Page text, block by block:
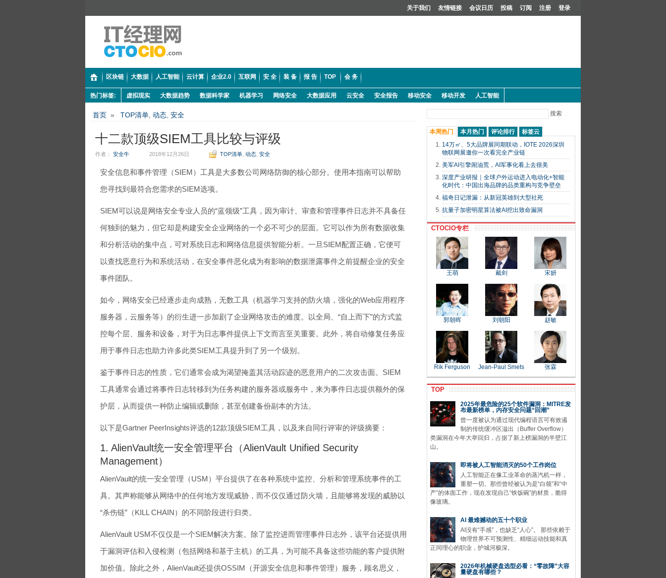
关于我们 友情链接 会议日历 投稿 订阅 注册 登录
区块链 大数据 人工智能 云计算 企业2.0 互联网 安 全 装 备 报 告 TOP 会 务
热门标签: 虚拟现实 大数据趋势 数据科学家 机器学习 网络安全 大数据应用 云安全 安全报告 移动安全 移动开发 人工智能
首页 » TOP清单 动态 安全
十二款顶级SIEM工具比较与评级
作者： 安全牛 2018年12月26日 TOP清单 动态 安全
安全信息和事件管理（SIEM）工具是大多数公司网络防御的核心部分。使用本指南可以帮助
您寻找到最符合您需求的SIEM选项。
SIEM可以说是网络安全专业人员的“蓝领级”工具，因为审计、审查和管理事件日志并不具备任
何独到的魅力，但它却是构建安全企业网络的一个必不可少的层面。它可以作为所有数据收集
和分析活动的集中点，可对系统日志和网络信息提供智能分析。一旦SIEM配置正确，它便可
以查找恶意行为和系统活动，在安全事件恶化成为有影响的数据泄露事件之前提醒企业的安全
事件团队。
如今，网络安全已经逐步走向成熟，无数工具（机器学习支持的防火墙，强化的Web应用程序
服务器，云服务等）的衍生进一步加剧了企业网络攻击的难度。以全局、“自上而下”的方式监
控每个层、服务和设备，对于为日志事件提供上下文而言至关重要。此外，将自动修复任务应
用于事件日志也助力许多此类SIEM工具提升到了另一个级别。
鉴于事件日志的性质，它们通常会成为渴望掩盖其活动踪迹的恶意用户的二次攻击面。SIEM
工具通常会通过将事件日志转移到为任务构建的服务器或服务中，来为事件日志提供额外的保
护层，从而提供一种防止编辑或删除，甚至创建备份副本的方法。
以下是Gartner PeerInsights评选的12款顶级SIEM工具，以及来自同行评审的评级摘要：
1. AlienVault统一安全管理平台（AlienVault Unified Security
Management）
AlienVault的统一安全管理（USM）平台提供了在各种系统中监控、分析和管理系统事件的工
具。其声称能够从网络中的任何地方发现威胁，而不仅仅通过防火墙，且能够将发现的威胁以
“杀伤链”（KILL CHAIN）的不同阶段进行归类。
AlienVault USM不仅仅是一个SIEM解决方案。除了监控进而管理事件日志外，该平台还提供用
于漏洞评估和入侵检测（包括网络和基于主机）的工具，为可能不具备这些功能的客户提供附
加价值。除此之外，AlienVault还提供OSSIM（开源安全信息和事件管理）服务，顾名思义，
搜索
本周热门 本月热门 评论排行
标签云
14万㎡、5大品牌展同期联动，IOTE 2026深圳
物联网展邀你一次看完全产业链
美军AI引擎闹油荒，AI军事化看上去很美
深度产业研报｜全球户外运动进入电动化+智能
化时代：中国出海品牌的品类重构与竞争壁垒
福奇日记泄漏：从新冠英雄到大型社死
抗量子加密明星算法被AI挖出致命漏洞
CTOCIO专栏
王萌 戴剑 宋妍
郭朝晖 刘朝阳 赵敏
Rik Ferguson Jean-Paul Smets 张霖
TOP
2025年最危险的25个软件漏洞：MITRE发
布最新榜单，内存安全问题“回潮”
曾一度被认为通过现代编程语言可有效遏
制的传统缓冲区溢出（Buffer Overflow）
类漏洞在今年大举回归，占据了新上榜漏洞的半壁江
山。
即将被人工智能消灭的50个工作岗位
人工智能正在像工业革命的蒸汽机一样，
重塑一切。那些曾经被认为是“白领”和“中
产”的体面工作，现在发现自己“铁饭碗”的材质，脆得
像玻璃。
AI 最难撼动的五十个职业
AI没有“手感”，也缺乏“人心”。 那些依赖于
物理世界不可预测性、精细运动技能和真
正同理心的职业，护城河极深。
2026年机械硬盘选型必看：“零故障”大容
量硬盘有哪些？